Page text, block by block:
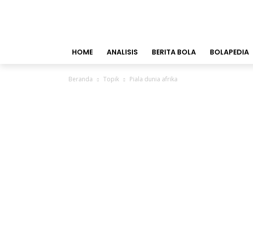
HOME ANALISIS BERITA BOLA BOLAPEDIA
Beranda Topik Piala dunia afrika